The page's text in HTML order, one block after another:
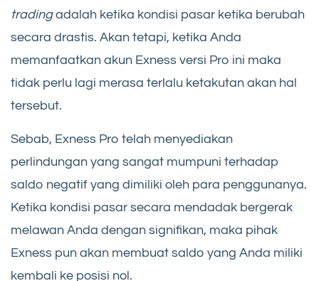
tradingadalah ketika kondisi pasar ketika berubah
secara drastis. Akan tetapi, ketika Anda
memanfaatkan akun Exness versi Pro ini maka
tidak perlu lagi merasa terlalu ketakutan akan hal
tersebut.
Sebab, Exness Pro telah menyediakan
perlindungan yang sangat mumpuni terhadap
saldo negatif yang dimiliki oleh para penggunanya.
Ketika kondisi pasar secara mendadak bergerak
melawan Anda dengan signifikan, maka pihak
Exness pun akan membuat saldo yang Anda miliki
kembali ke posisi nol.